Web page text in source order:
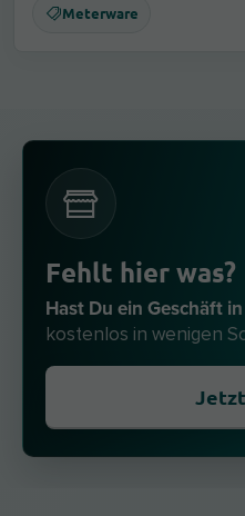
Meterware
Fehlt hier was?
Hast Du ein Geschäft
kostenlos in wenigen